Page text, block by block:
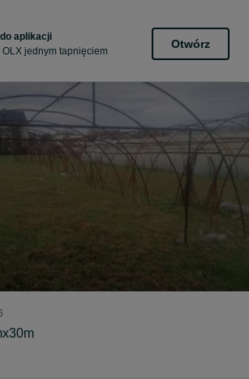
aplikacji
OLX jednym tapnięciem
Otwórz